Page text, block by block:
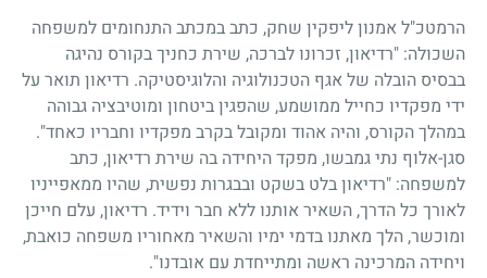
הרמטכ"ל אמנון ליפקין שחק, כתב במכתב התנחומים למשפחה
השכולה: "רדיאון, זכרונו לברכה, שירת כחניך בקורס נהיגה
בבסיס הובלה של אגף הטכנולוגיה והלוגיסטיקה. רדיאון תואר על
ידי מפקדיו כחייל ממושמע, שהפגין ביטחון ומוטיבציה גבוהה
במהלך הקורס, והיה אהוד ומקובל בקרב מפקדיו וחבריו כאחד".
סגן-אלוף נתי גמבשו, מפקד היחידה בה שירת רדיאון, כתב
למשפחה: "רדיאון בלט בשקט ובבגרות נפשית, שהיו ממאפייניו
לאורך כל הדרך, השאיר אותנו ללא חבר וידיד. רדיאון, עלם חייכן
ומוכשר, הלך מאתנו בדמי ימיו והשאיר מאחוריו משפחה כואבת,
ויחידה המרכינה ראשה ומתייחדת עם אובדנו".